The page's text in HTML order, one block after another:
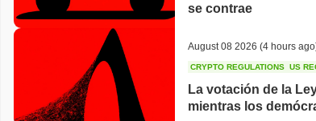
se contrae
August 08 2026 (4 hours
CRYPTO REGULATIONS US
La votación de la
mientras los